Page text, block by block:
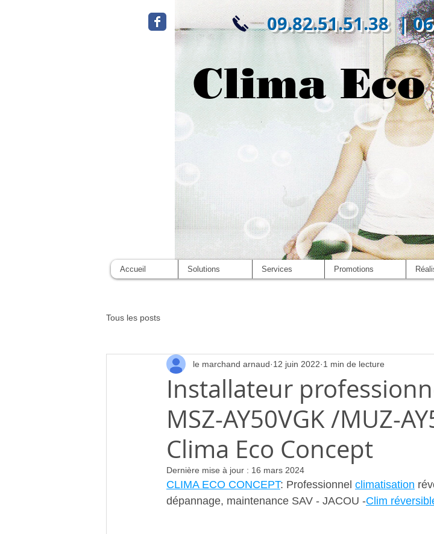
09.82.51.51.38 |
Clima
Accueil Solutions Services Promotions
Tous les posts
Installateur
MSZ-AY50VGK /MUZ-
Clima Eco Concept
le marchand arnaud 12 juin 2022 1 min de lecture
Dernière mise à jour : 16 mars 2024
CLIMA ECO CONCEPT: Professionnel climatisation
dépannage, maintenance SAV - JACOU -Clim